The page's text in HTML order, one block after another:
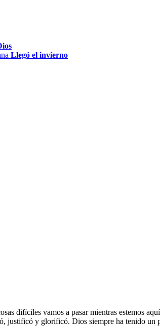
Llegó el invierno
difíciles vamos a pasar mientras estemos
justificó y glorificó. Dios siempre ha tenido